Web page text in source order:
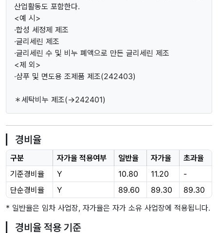
산업활동도 포함한다.
<예 시>
·합성 세정제 제조
·글리세린 제조
·글리세린 수 및 비누 폐액으로 만든 글리세린 제조
<제 외>
·샴푸 및 면도용 조제품 제조(242403)
＊세탁비누 제조(→242401)
경비율
구분 자가율 적용여부 일반율 자가율
초과율
기준경비율
Y 10.80 11.20
-
단순경비율
Y 89.60 89.30
89.30
* 일반율은 임차 사업장, 자가율은 자가 소유 사업장에 적용됩니다.
경비율 적용 기준